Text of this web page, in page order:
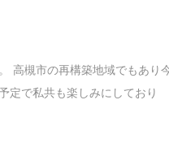
高槻市の再構築地域でもあり
定で私共も楽しみにしており